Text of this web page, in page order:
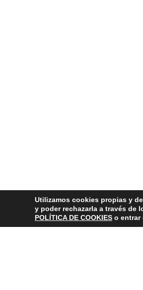
Utilizamos cookies propias y
y poder rechazarla a través de
POLÍTICA DE COOKIES o entrar